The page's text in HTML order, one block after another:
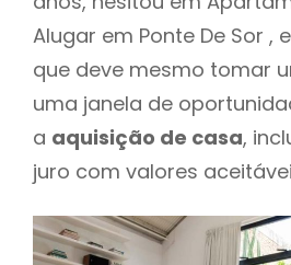
Alugar em Ponte De Sor ,
que deve mesmo tomar
uma janela de
a aquisição de casa,
juro com valores